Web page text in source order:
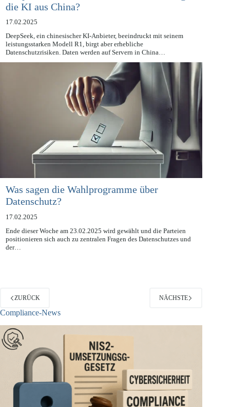
DeepSeek: Welche Datenschutzrisiken birgt
die KI aus China?
17.02.2025
DeepSeek, ein chinesischer KI-Anbieter, beeindruckt mit seinem
leistungsstarken Modell R1, birgt aber erhebliche
Datenschutzrisiken. Daten werden auf Servern in China…
Was sagen die Wahlprogramme über
Datenschutz?
17.02.2025
Ende dieser Woche am 23.02.2025 wird gewählt und die Parteien
positionieren sich auch zu zentralen Fragen des Datenschutzes und
ZURÜCK
Compliance-News